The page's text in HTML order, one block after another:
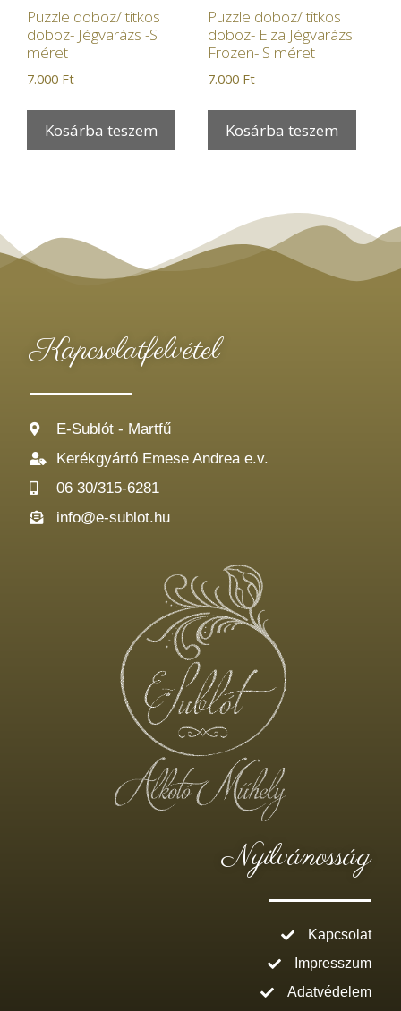
Puzzle doboz/ titkos
doboz- Jégvarázs -S
méret
7.000 Ft
Kosárba teszem
Puzzle doboz/ titkos
doboz- Elza Jégvarázs
Frozen- S méret
7.000 Ft
Kosárba teszem
Kapcsolatfelvétel
E-Sublót - Martfű
Kerékgyártó Emese Andrea e.v.
06 30/315-6281
info@e-sublot.hu
Nyilvánosság
Kapcsolat
Impresszum
Adatvédelem